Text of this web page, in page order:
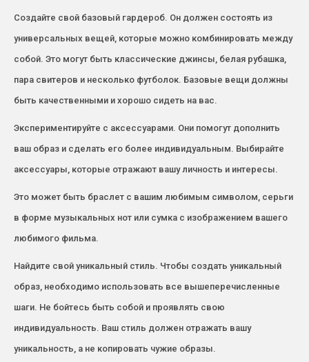
Создайте свой базовый гардероб. Он должен состоять из
универсальных вещей, которые можно комбинировать между
собой. Это могут быть классические джинсы, белая рубашка,
пара свитеров и несколько футболок. Базовые вещи должны
быть качественными и хорошо сидеть на вас.
Экспериментируйте с аксессуарами. Они помогут дополнить
ваш образ и сделать его более индивидуальным. Выбирайте
аксессуары, которые отражают вашу личность и интересы.
Это может быть браслет с вашим любимым символом, серьги
в форме музыкальных нот или сумка с изображением вашего
любимого фильма.
Найдите свой уникальный стиль. Чтобы создать уникальный
образ, необходимо использовать все вышеперечисленные
шаги. Не бойтесь быть собой и проявлять свою
индивидуальность. Ваш стиль должен отражать вашу
уникальность, а не копировать чужие образы.